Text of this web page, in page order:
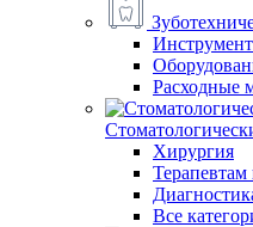
Расходные
Хирургия
Все